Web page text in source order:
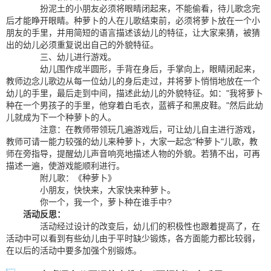
扮泥土的小朋友必须将眼睛闭起来，不能偷看，待儿歌念完
后才能睁开眼睛。种萝卜的人在儿歌结束前，必须将萝卜放在一个小
朋友的手里，并用简短的语言描述该幼儿的特征，让大家来猜，被猜
出的幼儿必须重复说出自己的外貌特征。
三、幼儿进行游戏。
幼儿围作成半圆形，手背在身后，手掌向上，眼睛闭起来，
教师边念儿歌边从每一位幼儿的身后走过，并将萝卜悄悄地放在一个
幼儿的手里，最后走到中间，描述此幼儿的外貌特征。如："我将萝卜
种在一个男孩子的手里，他穿着白毛衣，蓝裤子和黑皮鞋。"然后此幼
儿就成为下一个种萝卜的人。
注意：在教师带领玩几遍游戏后，可让幼儿自主进行游戏，
教师可请一能力较强的幼儿来种萝卜，大家一起念"种萝卜"儿歌，教
师在旁指导，提醒幼儿声音响亮地描述人物的外貌。若猜不出，可再
描述一遍，使游戏能顺利进行。
附儿歌：《种萝卜》
小朋友，快快来，大家快来种萝卜。
你一个，我一个，萝卜种在谁手中?
活动反思：
活动经过设计的改变后，幼儿们的积极性也跟着提高了，在
活动中可以看到有些幼儿由于平时缺少锻炼，各方面能力都比较弱，
在以后的活动中要多加强个别锻炼。